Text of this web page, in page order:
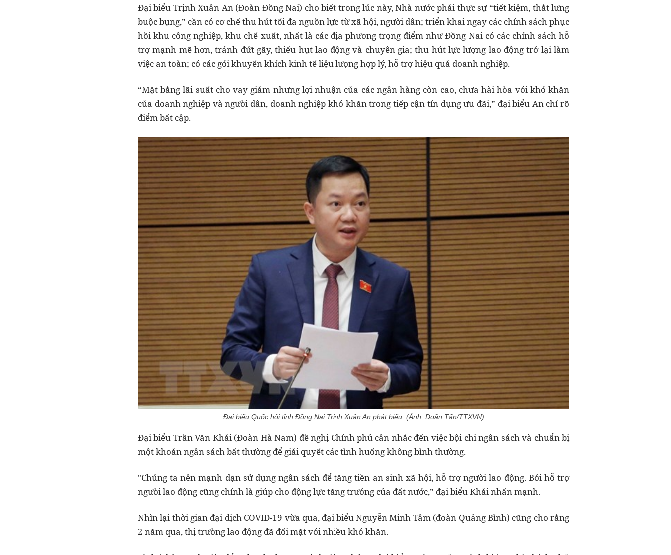
Đại biểu Trịnh Xuân An (Đoàn Đồng Nai) cho biết trong lúc này, Nhà nước phải thực sự “tiết kiệm, thắt lưng
buộc bụng,” cần có cơ chế thu hút tối đa nguồn lực từ xã hội, người dân; triển khai ngay các chính sách phục
hồi khu công nghiệp, khu chế xuất, nhất là các địa phương trọng điểm như Đồng Nai có các chính sách hỗ
trợ mạnh mẽ hơn, tránh đứt gãy, thiếu hụt lao động và chuyên gia; thu hút lực lượng lao động trở lại làm
việc an toàn; có các gói khuyến khích kinh tế liệu lượng hợp lý, hỗ trợ hiệu quả doanh nghiệp.
“Mặt bằng lãi suất cho vay giảm nhưng lợi nhuận của các ngân hàng còn cao, chưa hài hòa với khó khăn
của doanh nghiệp và người dân, doanh nghiệp khó khăn trong tiếp cận tín dụng ưu đãi,” đại biểu An chỉ rõ
điểm bất cập.
Đại biểu Quốc hội tỉnh Đồng Nai Trịnh Xuân An phát biểu. (Ảnh: Doãn Tấn/TTXVN)
Đại biểu Trần Văn Khải (Đoàn Hà Nam) đề nghị Chính phủ cân nhắc đến việc bội chi ngân sách và chuẩn bị
một khoản ngân sách bất thường để giải quyết các tình huống không bình thường.
"Chúng ta nên mạnh dạn sử dụng ngân sách để tăng tiền an sinh xã hội, hỗ trợ người lao động. Bởi hỗ trợ
người lao động cũng chính là giúp cho động lực tăng trưởng của đất nước,” đại biểu Khải nhấn mạnh.
Nhìn lại thời gian đại dịch COVID-19 vừa qua, đại biểu Nguyễn Minh Tâm (đoàn Quảng Bình) cũng cho rằng
2 năm qua, thị trường lao động đã đối mặt với nhiều khó khăn.